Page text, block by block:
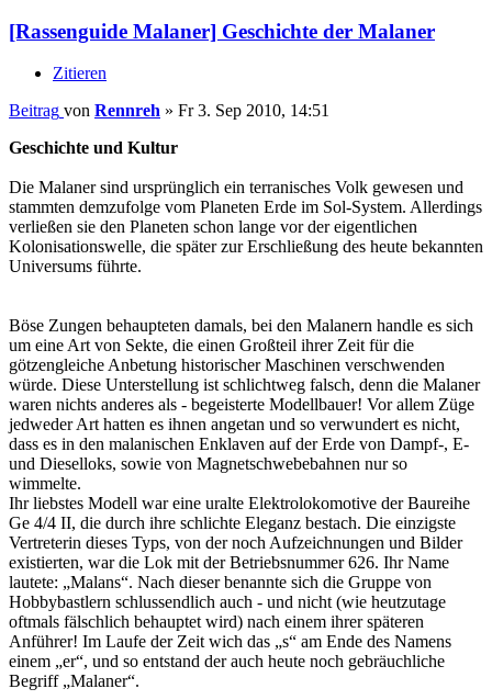
[Rassenguide Malaner] Geschichte der Malaner
Zitieren
Beitrag von Rennreh » Fr 3. Sep 2010, 14:51
Geschichte und Kultur
Die Malaner sind ursprünglich ein terranisches Volk gewesen und
stammten demzufolge vom Planeten Erde im Sol-System. Allerdings
verließen sie den Planeten schon lange vor der eigentlichen
Kolonisationswelle, die später zur Erschließung des heute bekannten
Universums führte.
Böse Zungen behaupteten damals, bei den Malanern handle es sich
um eine Art von Sekte, die einen Großteil ihrer Zeit für die
götzengleiche Anbetung historischer Maschinen verschwenden
würde. Diese Unterstellung ist schlichtweg falsch, denn die Malaner
waren nichts anderes als - begeisterte Modellbauer! Vor allem Züge
jedweder Art hatten es ihnen angetan und so verwundert es nicht,
dass es in den malanischen Enklaven auf der Erde von Dampf-, E-
und Dieselloks, sowie von Magnetschwebebahnen nur so
wimmelte.
Ihr liebstes Modell war eine uralte Elektrolokomotive der Baureihe
Ge 4/4 II, die durch ihre schlichte Eleganz bestach. Die einzigste
Vertreterin dieses Typs, von der noch Aufzeichnungen und Bilder
existierten, war die Lok mit der Betriebsnummer 626. Ihr Name
lautete: „Malans“. Nach dieser benannte sich die Gruppe von
Hobbybastlern schlussendlich auch - und nicht (wie heutzutage
oftmals fälschlich behauptet wird) nach einem ihrer späteren
Anführer! Im Laufe der Zeit wich das „s“ am Ende des Namens
einem „er“, und so entstand der auch heute noch gebräuchliche
Begriff „Malaner“.